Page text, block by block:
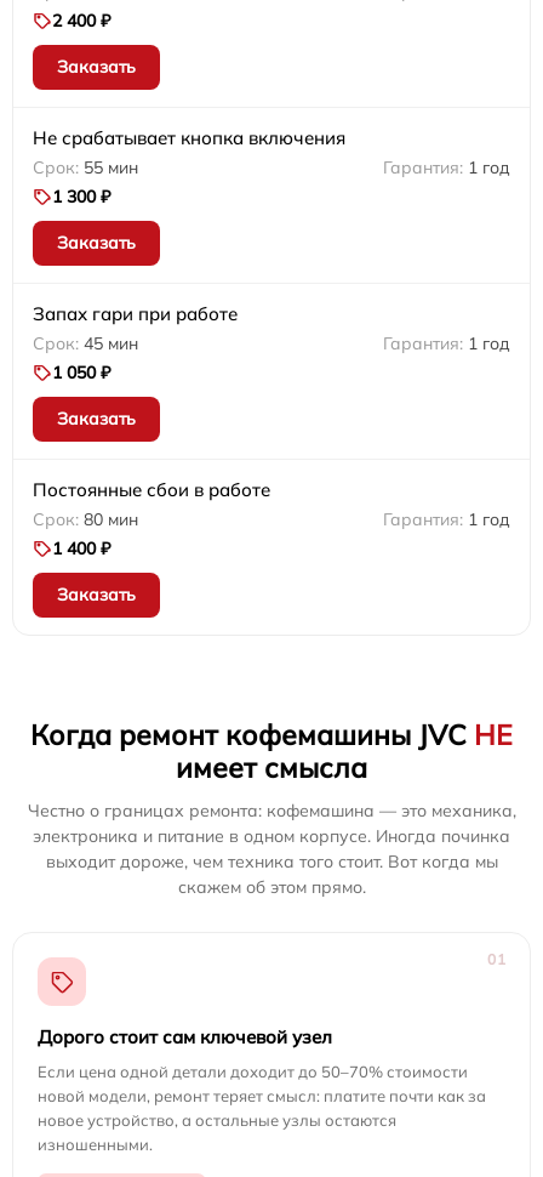
2 400 ₽
Заказать
Не срабатывает кнопка включения
55 мин
1 год
1 300 ₽
Заказать
Запах гари при работе
45 мин
1 год
1 050 ₽
Заказать
Постоянные сбои в работе
80 мин
1 год
1 400 ₽
Заказать
Когда ремонт кофемашины JVC НЕ
имеет смысла
Честно о границах ремонта: кофемашина — это механика,
электроника и питание в одном корпусе. Иногда починка
выходит дороже, чем техника того стоит. Вот когда мы
скажем об этом прямо.
01
Дорого стоит сам ключевой узел
Если цена одной детали доходит до 50–70% стоимости
новой модели, ремонт теряет смысл: платите почти как за
новое устройство, а остальные узлы остаются
изношенными.